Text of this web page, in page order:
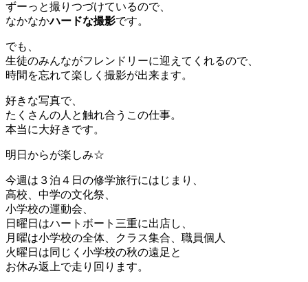
ずーっと撮りつづけているので、
なかなかハードな撮影です。
でも、
生徒のみんながフレンドリーに迎えてくれるので、
時間を忘れて楽しく撮影が出来ます。
好きな写真で、
たくさんの人と触れ合うこの仕事。
本当に大好きです。
明日からが楽しみ☆
今週は３泊４日の修学旅行にはじまり、
高校、中学の文化祭、
小学校の運動会、
日曜日はハートボート三重に出店し、
月曜は小学校の全体、クラス集合、職員個人
火曜日は同じく小学校の秋の遠足と
お休み返上で走り回ります。